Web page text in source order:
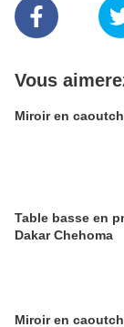
Vous
Miroir en
Table basse en
Dakar Chehoma
Miroir en